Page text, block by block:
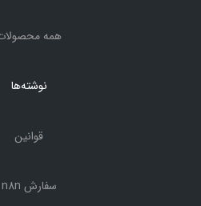
همه
نوشته‌ها
قوانین
سفارش n8n